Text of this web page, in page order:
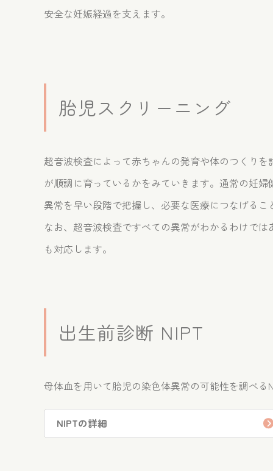
安全な妊娠経過を支えます。
胎児スクリーニング
超音波検査によって赤ちゃんの発育や体のつくり
が順調に育っているかをみていきます。通常の妊
異常を早い段階で把握し、必要な医療につなげる
なお、超音波検査ですべての異常がわかるわけで
も対応します。
出生前診断 NIPT
母体血を用いて胎児の染色体異常の可能性を調べ
NIPTの詳細